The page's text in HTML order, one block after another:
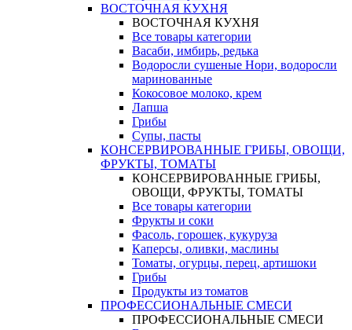
ВОСТОЧНАЯ КУХНЯ
ВОСТОЧНАЯ КУХНЯ
Все товары категории
Васаби, имбирь, редька
Водоросли сушеные Нори, водоросли
маринованные
Кокосовое молоко, крем
Лапша
Грибы
Супы, пасты
КОНСЕРВИРОВАННЫЕ ГРИБЫ, ОВОЩИ,
ФРУКТЫ, ТОМАТЫ
КОНСЕРВИРОВАННЫЕ ГРИБЫ,
ОВОЩИ, ФРУКТЫ, ТОМАТЫ
Все товары категории
Фрукты и соки
Фасоль, горошек, кукуруза
Каперсы, оливки, маслины
Томаты, огурцы, перец, артишоки
Грибы
Продукты из томатов
ПРОФЕССИОНАЛЬНЫЕ СМЕСИ
ПРОФЕССИОНАЛЬНЫЕ СМЕСИ